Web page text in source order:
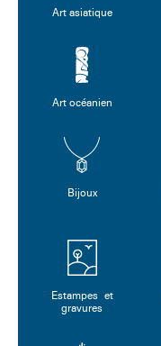
Art asiatique
Art océanien
Bijoux
Estampes et
gravures